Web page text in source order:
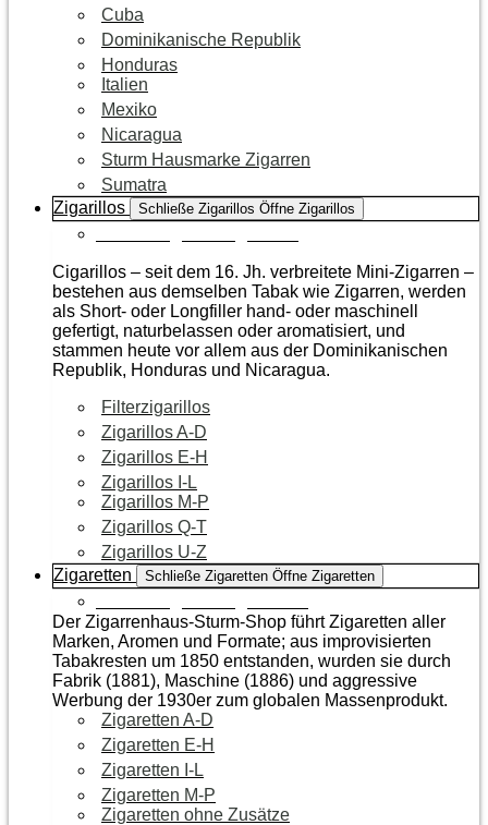
Cuba
Dominikanische Republik
Honduras
Italien
Mexiko
Nicaragua
Sturm Hausmarke Zigarren
Sumatra
Zigarillos
Schließe Zigarillos Öffne Zigarillos
Cigarillos – seit dem 16. Jh. verbreitete Mini-Zigarren –
bestehen aus demselben Tabak wie Zigarren, werden
als Short- oder Longfiller hand- oder maschinell
gefertigt, naturbelassen oder aromatisiert, und
stammen heute vor allem aus der Dominikanischen
Republik, Honduras und Nicaragua.
Filterzigarillos
Zigarillos A-D
Zigarillos E-H
Zigarillos I-L
Zigarillos M-P
Zigarillos Q-T
Zigarillos U-Z
Zigaretten
Schließe Zigaretten Öffne Zigaretten
Der Zigarrenhaus-Sturm-Shop führt Zigaretten aller
Marken, Aromen und Formate; aus improvisierten
Tabakresten um 1850 entstanden, wurden sie durch
Fabrik (1881), Maschine (1886) und aggressive
Werbung der 1930er zum globalen Massenprodukt.
Zigaretten A-D
Zigaretten E-H
Zigaretten I-L
Zigaretten M-P
Zigaretten ohne Zusätze